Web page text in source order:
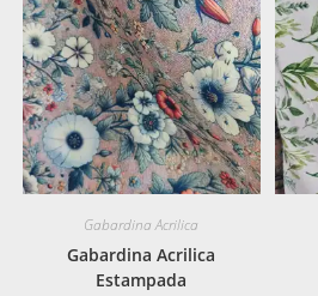
Gabardina Acrilica
Gabardina Acrilica
Estampada